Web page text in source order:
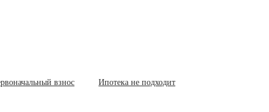
взнос Ипотека не подходит